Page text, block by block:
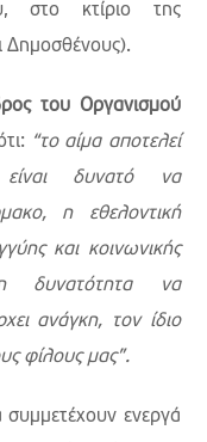
στο κτίριο της
Δημοσθένους).
του Οργανισμού
“το αίμα αποτελεί
δυνατό να
η εθελοντική
και κοινωνικής
δυνατότητα να
ανάγκη, τον ίδιο
φίλους μας”.
συμμετέχουν ενεργά